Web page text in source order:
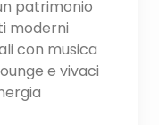
patrimonio
moderni
con musica
e vivaci